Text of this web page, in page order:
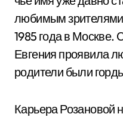
любимым
1985 года в Москве.
Евгения проявила
родители были
Карьера Розановой